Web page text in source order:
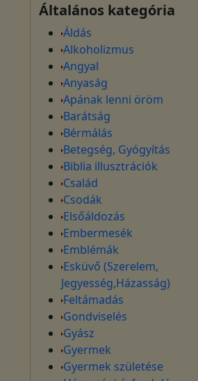
Általános kategória
Áldás
Alkoholizmus
Angyal
Anyaság
Apának lenni öröm
Barátság
Bérmálás
Betegség, Gyógyítás
Biblia illusztrációk
Család
Csodák
Elsőáldozás
Embermesék
Emblémák
Esküvő (Szerelem,
Jegyesség,Házasság)
Feltámadás
Gondviselés
Gyász
Gyermek
Gyermek születése